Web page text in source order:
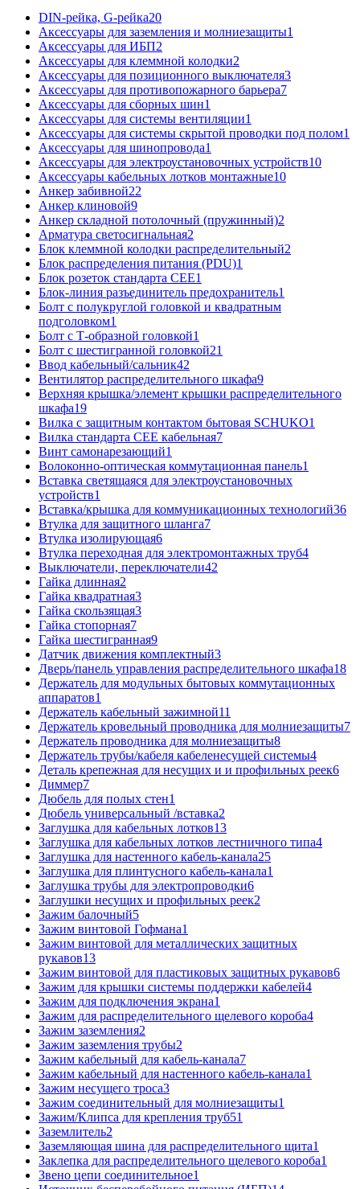
DIN-рейка, G-рейка20
Аксессуары для заземления и молниезащиты1
Аксессуары для ИБП2
Аксессуары для клеммной колодки2
Аксессуары для позиционного выключателя3
Аксессуары для противопожарного барьера7
Аксессуары для сборных шин1
Аксессуары для системы вентиляции1
Аксессуары для системы скрытой проводки под полом1
Аксессуары для шинопровода1
Аксессуары для электроустановочных устройств10
Аксессуары кабельных лотков монтажные10
Анкер забивной22
Анкер клиновой9
Анкер складной потолочный (пружинный)2
Арматура светосигнальная2
Блок клеммной колодки распределительный2
Блок распределения питания (PDU)1
Блок розеток стандарта CEE1
Блок-линия разъединитель предохранитель1
Болт с полукруглой головкой и квадратным
подголовком1
Болт с Т-образной головкой1
Болт с шестигранной головкой21
Ввод кабельный/сальник42
Вентилятор распределительного шкафа9
Верхняя крышка/элемент крышки распределительного
шкафа19
Вилка с защитным контактом бытовая SCHUKO1
Вилка стандарта CEE кабельная7
Винт самонарезающий1
Волоконно-оптическая коммутационная панель1
Вставка светящаяся для электроустановочных
устройств1
Вставка/крышка для коммуникационных технологий36
Втулка для защитного шланга7
Втулка изолирующая6
Втулка переходная для электромонтажных труб4
Выключатели, переключатели42
Гайка длинная2
Гайка квадратная3
Гайка скользящая3
Гайка стопорная7
Гайка шестигранная9
Датчик движения комплектный3
Дверь/панель управления распределительного шкафа18
Держатель для модульных бытовых коммутационных
аппаратов1
Держатель кабельный зажимной11
Держатель кровельный проводника для молниезащиты7
Держатель проводника для молниезащиты8
Держатель трубы/кабеля кабеленесущей системы4
Деталь крепежная для несущих и и профильных реек6
Диммер7
Дюбель для полых стен1
Дюбель универсальный /вставка2
Заглушка для кабельных лотков13
Заглушка для кабельных лотков лестничного типа4
Заглушка для настенного кабель-канала25
Заглушка для плинтусного кабель-канала1
Заглушка трубы для электропроводки6
Заглушки несущих и профильных реек2
Зажим балочный5
Зажим винтовой Гофмана1
Зажим винтовой для металлических защитных
рукавов13
Зажим винтовой для пластиковых защитных рукавов6
Зажим для крышки системы поддержки кабелей4
Зажим для подключения экрана1
Зажим для распределительного щелевого короба4
Зажим заземления2
Зажим заземления трубы2
Зажим кабельный для кабель-канала7
Зажим кабельный для настенного кабель-канала1
Зажим несущего троса3
Зажим соединительный для молниезащиты1
Зажим/Клипса для крепления труб51
Заземлитель2
Заземляющая шина для распределительного щита1
Заклепка для распределительного щелевого короба1
Звено цепи соединительное1